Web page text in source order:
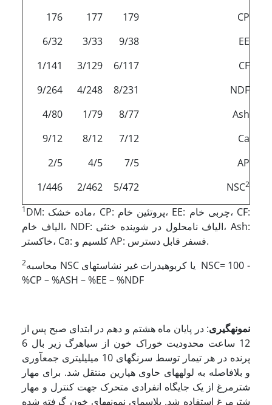
CP
179
177
176
EE
9/38
3/33
6/32
CF
6/117
3/129
1/141
NDF
8/231
4/248
9/264
Ash
8/77
1/79
4/80
Ca
7/12
8/12
9/12
AP
7/5
4/5
2/5
NSC2
5/472
2/462
1/446
1DM: ماده خشک، CP: پروتئین خام، EE: چربی خام، CF:
الیاف خام، NDF: الیاف نامحلول در شوینده خنثی، Ash:
خاکستر، Ca: کلسیم و AP: فسفر قابل دسترس.
2محاسبه NSC یا کربوهیدرات غیر نشاسته­ای NSC= 100 -
%CP – %ASH – %EE – %NDF
نمونه­گیری: در پایان ماه هشتم و دهم در ابتدای صبح پس از
12 ساعت محدودیت خوراک خون از سیاهرگ زیر بال 6
پرنده در هر تیمار توسط سرنگ­های 10 میلی­لیتری جمع­آوری
و بلافاصله به لوله­های حاوی هپارین منتقل شد. برای مهار
شترمرغ از یک جایگاه انفرادی متحرک جهت کنترل و مهار
شترمرغ استفاده شد. پلاسمای نمونه­های خون گرفته شده